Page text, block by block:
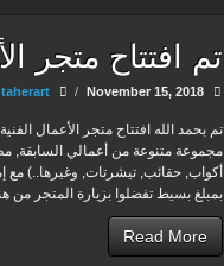
تم افتتاح متجر
/
taherart
مجموعة متنوعة من أعمالي السابقة,
أكواب, حقائب, تيشرتات, وغيرها..) مع
بمبلغ بسيط تفضلوا بزيارة المتجر من
Read More